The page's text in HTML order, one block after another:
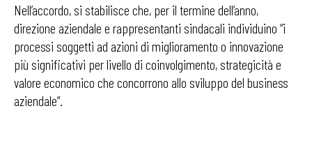
Nell’accordo, si stabilisce che, per il termine dell’anno,
direzione aziendale e rappresentanti sindacali individuino “i
processi soggetti ad azioni di miglioramento o innovazione
più significativi per livello di coinvolgimento, strategicità e
valore economico che concorrono allo sviluppo del business
aziendale”.